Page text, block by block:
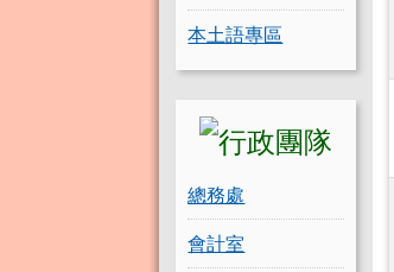
本土語專區
總務處
會計室